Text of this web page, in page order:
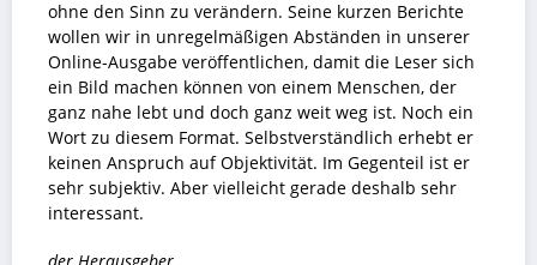
ohne den Sinn zu verändern. Seine kurzen Berichte
wollen wir in unregelmäßigen Abständen in unserer
Online-Ausgabe veröffentlichen, damit die Leser sich
ein Bild machen können von einem Menschen, der
ganz nahe lebt und doch ganz weit weg ist. Noch ein
Wort zu diesem Format. Selbstverständlich erhebt er
keinen Anspruch auf Objektivität. Im Gegenteil ist er
sehr subjektiv. Aber vielleicht gerade deshalb sehr
interessant.